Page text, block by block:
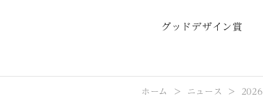
グッドデザイン賞
ホーム ニュース 2026